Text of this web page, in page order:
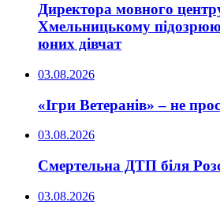
Директора мовного
Хмельницькому
юних дівчат
03.08.2026
«Ігри Ветеранів» – не
03.08.2026
Смертельна ДТП біля
03.08.2026